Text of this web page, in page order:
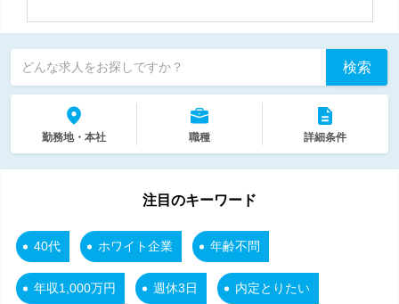
どんな求人をお探しですか？ 検索
勤務地・本社 職種 詳細条件
注目のキーワード
40代 ホワイト企業 年齢不問
年収1,000万円 週休3日 内定とりたい